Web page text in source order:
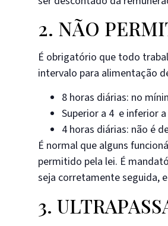
2. NÃO
É obrigatório que todo
intervalo para alimentação
8 horas diárias: no
Superior a 4 e inferior
4 horas diárias: não é
É normal que alguns
permitido pela lei. É
seja corretamente seguida,
3.